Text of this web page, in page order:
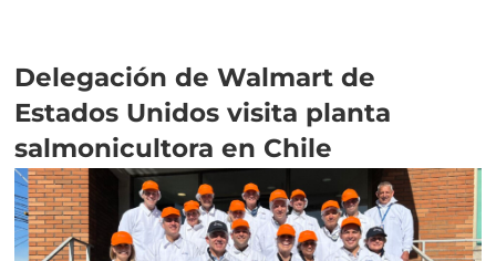
Delegación de Walmart de
Estados Unidos visita planta
salmonicultora en Chile